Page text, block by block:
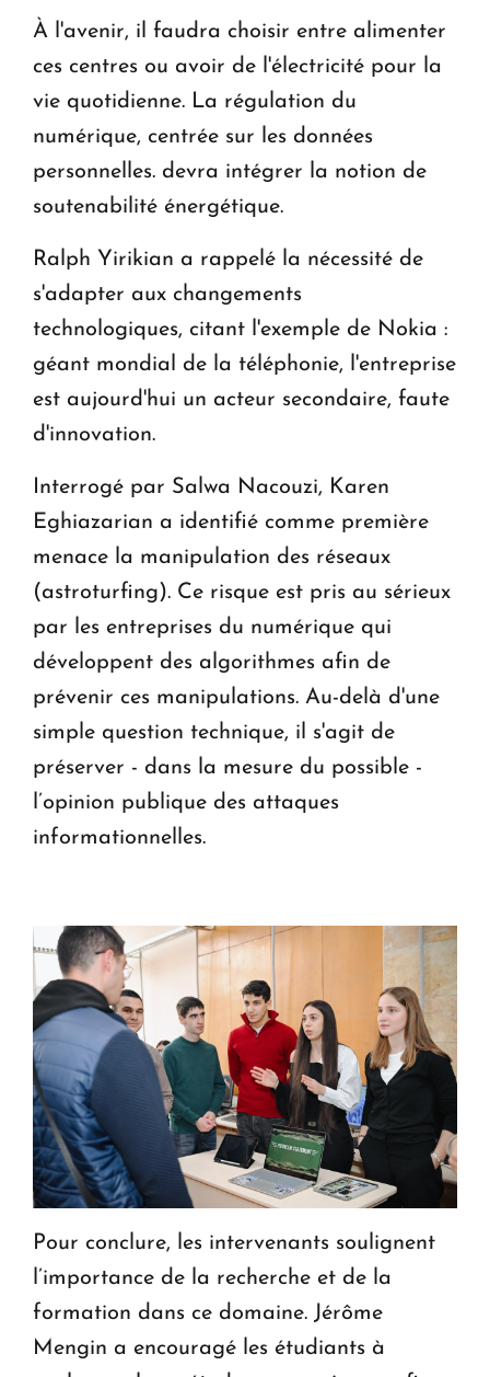
À l'avenir, il faudra choisir entre alimenter
ces centres ou avoir de l'électricité pour la
vie quotidienne. La régulation du
numérique, centrée sur les données
personnelles. devra intégrer la notion de
soutenabilité énergétique.
Ralph Yirikian a rappelé la nécessité de
s'adapter aux changements
technologiques, citant l'exemple de Nokia :
géant mondial de la téléphonie, l'entreprise
est aujourd'hui un acteur secondaire, faute
d'innovation.
Interrogé par Salwa Nacouzi, Karen
Eghiazarian a identifié comme première
menace la manipulation des réseaux
(astroturfing). Ce risque est pris au sérieux
par les entreprises du numérique qui
développent des algorithmes afin de
prévenir ces manipulations. Au-delà d'une
simple question technique, il s'agit de
préserver - dans la mesure du possible -
l’opinion publique des attaques
informationnelles.
Pour conclure, les intervenants soulignent
l’importance de la recherche et de la
formation dans ce domaine. Jérôme
Mengin a encouragé les étudiants à